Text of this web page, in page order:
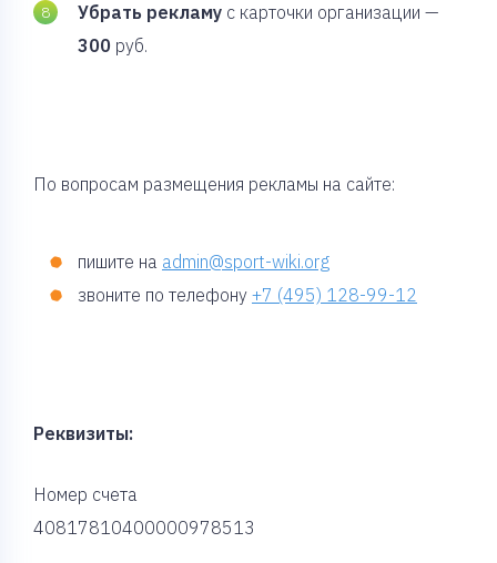
Убрать рекламу с карточки организации —
300 руб.
По вопросам размещения рекламы на сайте:
пишите на admin@sport-wiki.org
звоните по телефону +7 (495) 128-99-12
Реквизиты:
Номер счета
40817810400000978513